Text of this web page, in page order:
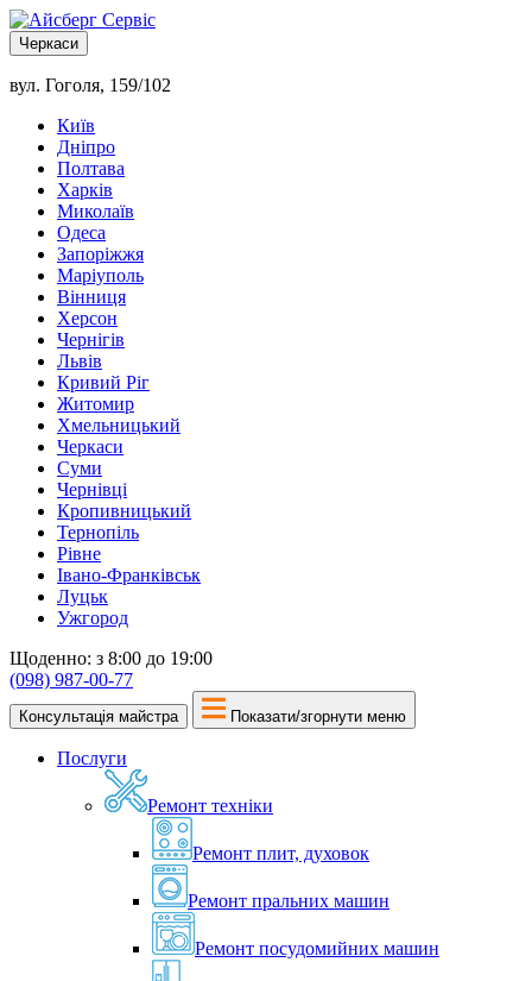
Черкаси
вул. Гоголя, 159/102
Київ
Дніпро
Полтава
Харків
Миколаїв
Одеса
Запоріжжя
Маріуполь
Вінниця
Херсон
Чернігів
Львів
Кривий Ріг
Житомир
Хмельницький
Черкаси
Суми
Чернівці
Кропивницький
Тернопіль
Рівне
Івано-Франківськ
Луцьк
Ужгород
Щоденно: з 8:00 до 19:00
(098) 987-00-77
Консультація майстра Показати/згорнути меню
Послуги
Ремонт техніки
Ремонт плит, духовок
Ремонт пральних машин
Ремонт посудомийних машин